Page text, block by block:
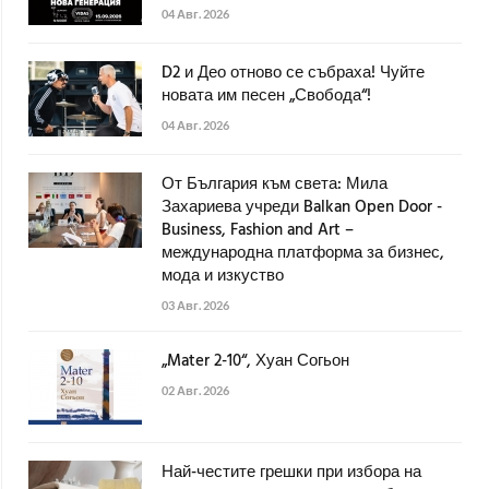
04 Авг. 2026
D2 и Део отново се събраха! Чуйте
новата им песен „Свобода“!
04 Авг. 2026
От България към света: Мила
Захариева учреди Balkan Open Door -
Business, Fashion and Art –
международна платформа за бизнес,
мода и изкуство
03 Авг. 2026
„Mater 2-10“, Хуан Согьон
02 Авг. 2026
Най-честите грешки при избора на